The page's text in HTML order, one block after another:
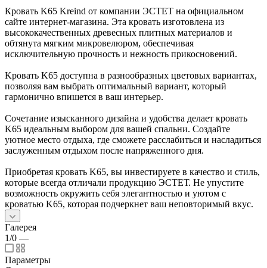
Кровать K65 Kreind от компании ЭСТЕТ на официальном
сайте интернет-магазина. Эта кровать изготовлена из
высококачественных древесных плитных материалов и
обтянута мягким микровелюром, обеспечивая
исключительную прочность и нежность прикосновений.
Kровать K65 доступна в разнообразных цветовых вариантах,
позволяя вам выбрать оптимальный вариант, который
гармонично впишется в ваш интерьер.
Сочетание изысканного дизайна и удобства делает кровать
K65 идеальным выбором для вашей спальни. Создайте
уютное место отдыха, где сможете расслабиться и насладиться
заслуженным отдыхом после напряженного дня.
Приобретая кровать K65, вы инвестируете в качество и стиль,
которые всегда отличали продукцию ЭСТЕТ. Не упустите
возможность окружить себя элегантностью и уютом с
кроватью K65, которая подчеркнет ваш неповторимый вкус.
Галерея
1/0 —
Параметры